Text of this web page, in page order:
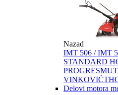
Nazad
IMT 506 / IMT
STANDARD
PROGRES
VINKOVIĆ
Delovi motora